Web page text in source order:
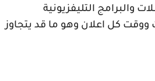
بالمسلسلات والبرامج التليفزيونية
كل اعلان وهو ما قد يتجاوز